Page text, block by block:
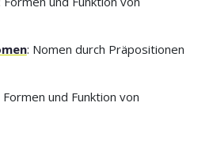
: Nomen durch Präpositionen
Formen und Funktion von